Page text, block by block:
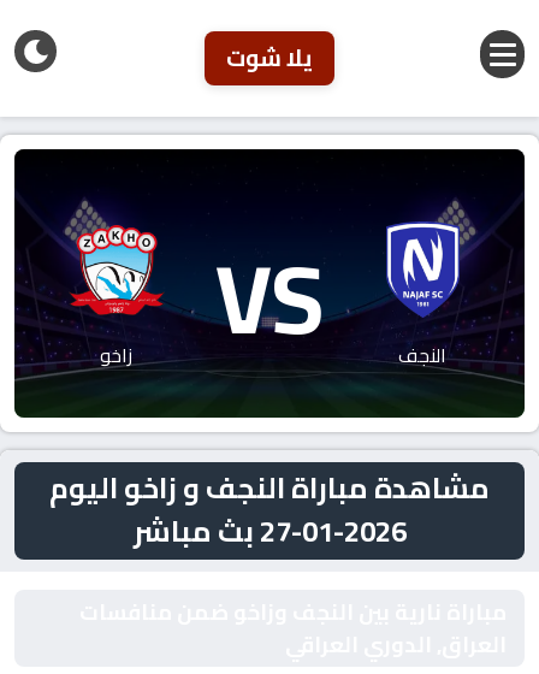
يلا شوت
النجف VS زاخو
مشاهدة مباراة النجف و زاخو اليوم
2026-01-27 بث مباشر